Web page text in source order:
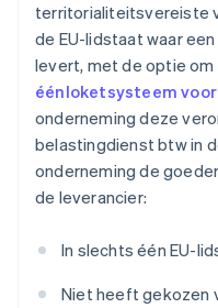
territorialiteitsvereiste
de EU-lidstaat waar
levert, met de optie om
éénloketsysteem
onderneming deze
belastingdienst btw in
onderneming de
de leverancier:
In slechts één EU-
Niet heeft gekozen